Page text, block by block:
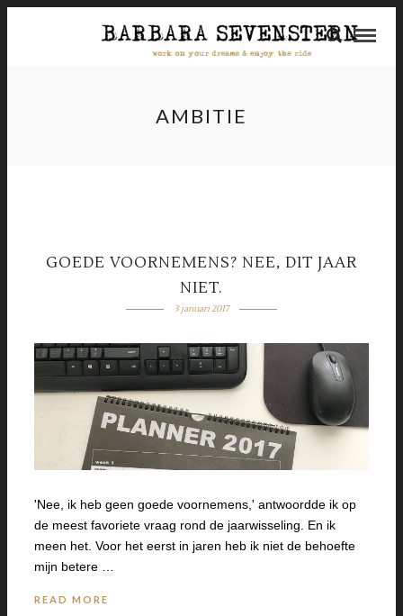
AMBITIE
GOEDE VOORNEMENS? NEE, DIT JAAR
NIET.
3 januari 2017
'Nee, ik heb geen goede voornemens,' antwoordde ik op
de meest favoriete vraag rond de jaarwisseling. En ik
meen het. Voor het eerst in jaren heb ik niet de behoefte
mijn betere …
READ MORE